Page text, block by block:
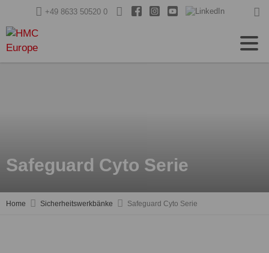
+49 8633 50520 0
Safeguard Cyto Serie
Home Sicherheitswerkbänke Safeguard Cyto Serie